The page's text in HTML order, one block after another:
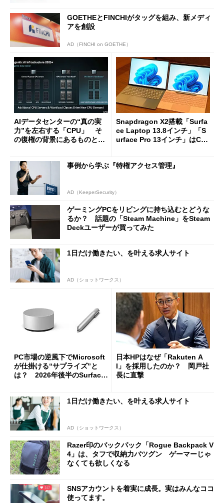
GOETHEとFINCHIがタッグを組み、新メディ
アを創設
AD（FINCHI on GOETHE）
AIデータセンターの“真の実
力”を左右する「CPU」 そ
の復権の背景にあるものと
Snapdragon X2搭載「Surfa
ce Laptop 13.8インチ」「S
urface Pro 13インチ」はCop
た
事例から学ぶ『特権アクセス管理』
AD（KeeperSecurity）
ゲーミングPCをリビングに持ち込むとどうな
るか？ 話題の「Steam Machine」をSteam
Deckユーザーが買ってみた
1日だけ働きたい、を叶える求人サイト
AD（ショットワークス）
PC市場の逆風下でMicrosoft
が仕掛ける“サプライズ”と
は？ 2026年後半のSurface
日本HPはなぜ「Rakuten A
I」を採用したのか？ 岡戸社
長に直撃
1日だけ働きたい、を叶える求人サイト
AD（ショットワークス）
Razer印のバックパック「Rogue Backpack V
4」は、タフで収納力バツグン ゲーマーじゃ
なくても欲しくなる
SNSアカウントを着実に成長。実はみんなココ
使ってます。